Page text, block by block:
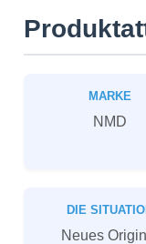
MARKE
NMD
DIE
Neues